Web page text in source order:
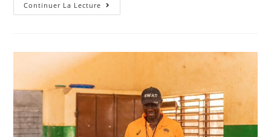
Continuer La Lecture